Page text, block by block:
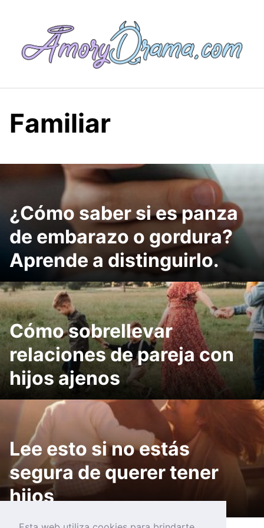
Familiar
¿Cómo saber si es panza
de embarazo o gordura?
Aprende a distinguirlo.
Cómo sobrellevar
relaciones de pareja con
hijos ajenos
Lee esto si no estás
segura de querer tener
hijos